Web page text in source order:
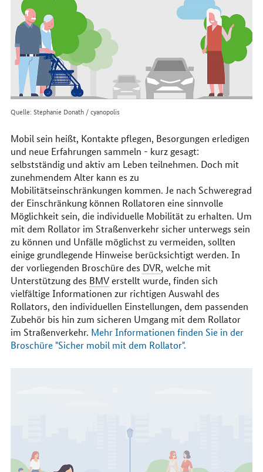
Quelle: Stephanie Donath / cyanopolis
Mobil sein heißt, Kontakte pflegen, Besorgungen erledigen
und neue Erfahrungen sammeln - kurz gesagt:
selbstständig und aktiv am Leben teilnehmen. Doch mit
zunehmendem Alter kann es zu
Mobilitätseinschränkungen kommen. Je nach Schweregrad
der Einschränkung können Rollatoren eine sinnvolle
Möglichkeit sein, die individuelle Mobilität zu erhalten. Um
mit dem Rollator im Straßenverkehr sicher unterwegs sein
zu können und Unfälle möglichst zu vermeiden, sollten
einige grundlegende Hinweise berücksichtigt werden. In
der vorliegenden Broschüre des DVR, welche mit
Unterstützung des BMVerstellt wurde, finden sich
vielfältige Informationen zur richtigen Auswahl des
Rollators, den individuellen Einstellungen, dem passenden
Zubehör bis hin zum sicheren Umgang mit dem Rollator
im Straßenverkehr. Mehr Informationen finden Sie in der
Broschüre "Sicher mobil mit dem Rollator".